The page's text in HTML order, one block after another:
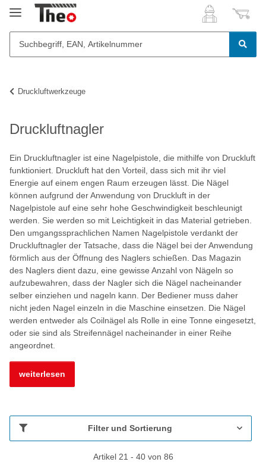
Druckluftwerkzeuge
Druckluftnagler
Ein Druckluftnagler ist eine Nagelpistole, die mithilfe von Druckluft
funktioniert. Druckluft hat den Vorteil, dass sich mit ihr viel
Energie auf einem engen Raum erzeugen lässt. Die Nägel
können aufgrund der Anwendung von Druckluft in der
Nagelpistole auf eine sehr hohe Geschwindigkeit beschleunigt
werden. Sie werden so mit Leichtigkeit in das Material getrieben.
Den umgangssprachlichen Namen Nagelpistole verdankt der
Druckluftnagler der Tatsache, dass die Nägel bei der Anwendung
förmlich aus der Öffnung des Naglers schießen. Das Magazin
des Naglers dient dazu, eine gewisse Anzahl von Nägeln so
aufzubewahren, dass der Nagler sich die Nägel nacheinander
selber einziehen und nageln kann. Der Bediener muss daher
nicht jeden Nagel einzeln in die Maschine einsetzen. Die Nägel
werden entweder als Coilnägel als Rolle in eine Tonne eingesetzt,
oder sie sind als Streifennägel nacheinander in einer Reihe
angeordnet.
weiterlesen
Filter und Sortierung
Artikel 21 - 40 von 86